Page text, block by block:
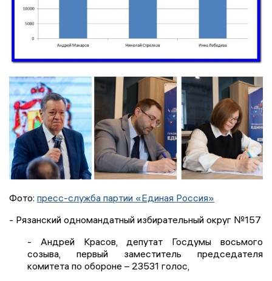
Фото: пресс-служба партии «Единая Россия»
- Рязанский одномандатный избирательный округ №157
- Андрей Красов, депутат Госдумы восьмого
созыва, первый заместитель председателя
комитета по обороне – 23531 голос,